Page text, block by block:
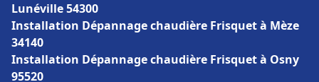
Lunéville 54300
Installation Dépannage chaudière Frisquet à Mèze
34140
Installation Dépannage chaudière Frisquet à Osny
95520